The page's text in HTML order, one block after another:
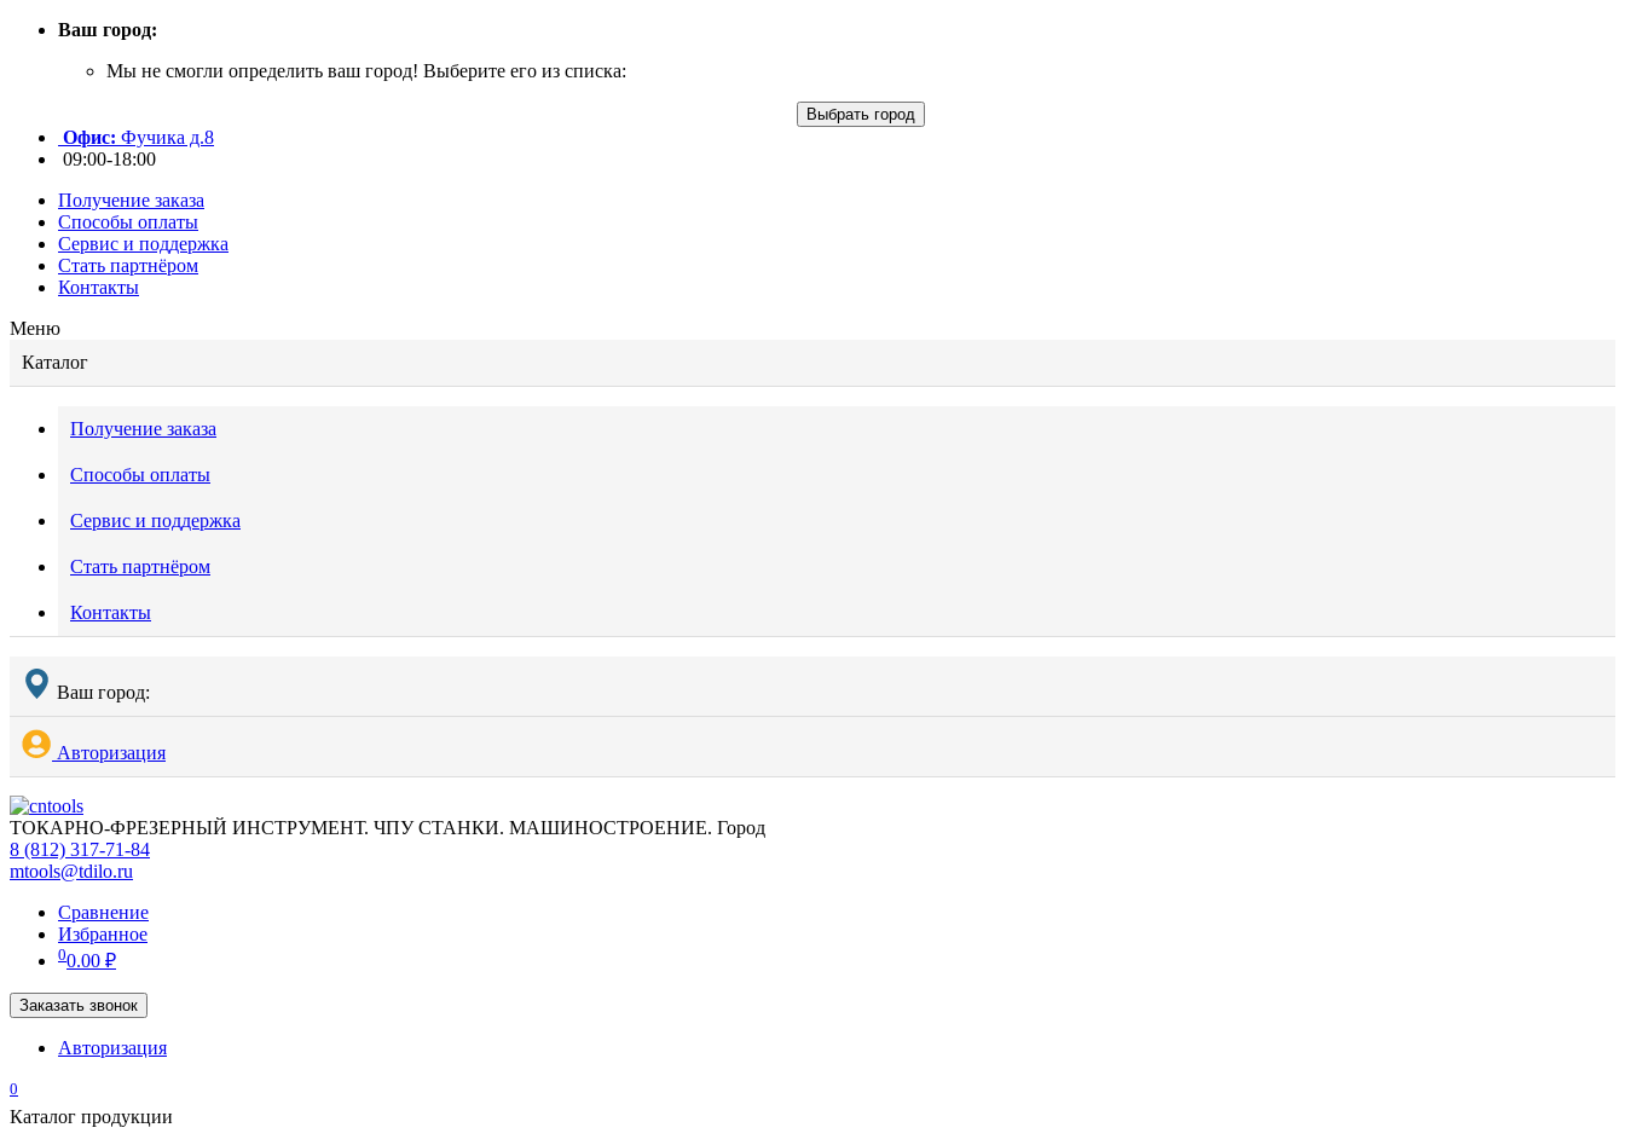
Ваш город:
Мы не смогли определить ваш город! Выберите его из списка:
Выбрать город
Офис: Фучика д.8
09:00-18:00
Получение заказа
Способы оплаты
Сервис и поддержка
Стать партнёром
Контакты
Меню
Каталог
Получение заказа
Способы оплаты
Сервис и поддержка
Стать партнёром
Контакты
Ваш город:
Авторизация
ТОКАРНО-ФРЕЗЕРНЫЙ ИНСТРУМЕНТ. ЧПУ СТАНКИ. МАШИНОСТРОЕНИЕ. Город
8 (812) 317-71-84
mtools@tdilo.ru
Сравнение
Избранное
00.00 ₽
Заказать звонок
Авторизация
0
Каталог продукции